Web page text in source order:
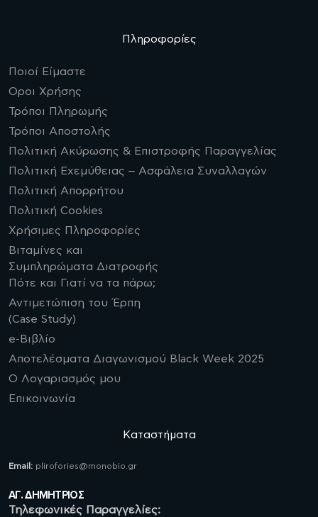
Πληροφορίες
Ποιοί Είμαστε
Οροι Χρήσης
Τρόποι Πληρωμής
Τρόποι Αποστολής
Πολιτική Ακύρωσης & Επιστροφής Παραγγελίας
Πολιτική Εχεμύθειας – Ασφάλεια Συναλλαγών
Πολιτική Απορρήτου
Πολιτική Cookies
Χρήσιμες Πληροφορίες
Βιταμίνες και
Συμπληρώματα Διατροφής
Πότε και Γιατί να τα πάρω;
Αντιμετώπιση του Έρπη
(Case Study)
e-Βιβλίο
Αποτελέσματα Διαγωνισμού Black Week 2025
Ο Λογαριασμός μου
Επικοινωνία
Καταστήματα
Email: plirofories@monobio.gr
ΑΓ. ΔΗΜΗΤΡΙΟΣ
Τηλεφωνικές Παραγγελίες: